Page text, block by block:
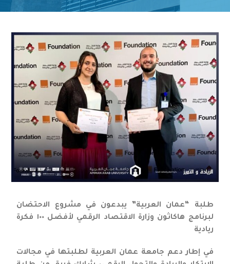
طلبة “عمان العربية” يبدعون في مشروع الاحتضان
لبرنامج هاكاثون وزارة الاقتصاد الرقمي لأفضل ١٠٠ فكرة
ريادية
في إطار دعم جامعة عمان العربية لطلبتها في مجالات